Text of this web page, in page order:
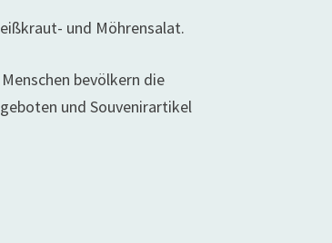
und Möhrensalat.
bevölkern die
und Souvenirartikel